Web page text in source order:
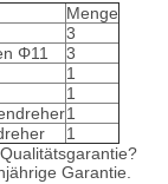
Menge
3
Φ11
3
1
1
1
1
Garantie.